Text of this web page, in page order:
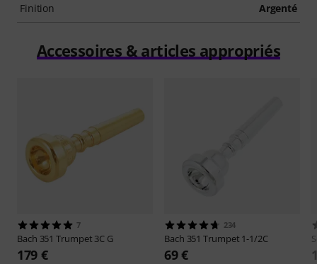
Finition Argenté
Accessoires & articles appropriés
7
Bach 351 Trumpet 3C G
179 €
234
Bach 351 Trumpet 1-1/2C
69 €